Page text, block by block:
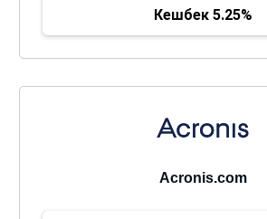
Кешбек 5.25%
Acronis.com